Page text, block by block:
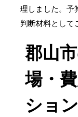
理しました。予
判断材料として
郡山
場・
ション